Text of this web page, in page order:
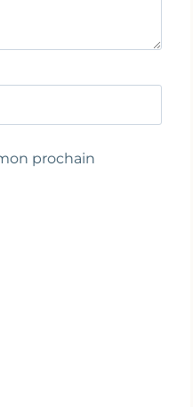
prochain